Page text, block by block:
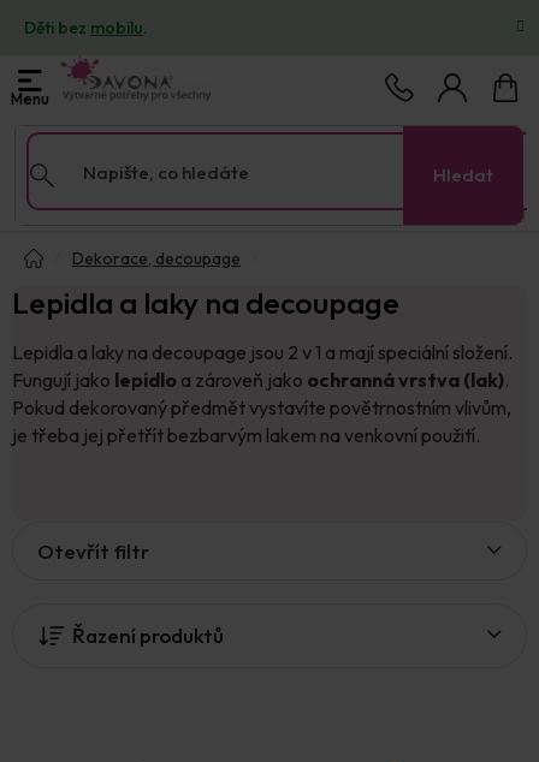
obsah
Děti bez mobilu.
Hledat
košík
Dekorace, decoupage
Lepidla a laky na decoupage
Lepidla a laky na decoupage jsou 2 v 1 a mají speciální složení.
Fungují jako lepidlo a zároveň jako ochranná vrstva (lak).
Pokud dekorovaný předmět vystavíte povětrnostním vlivům,
je třeba jej přetřít bezbarvým lakem na venkovní použití.
Řazení produktů
Otevřít filtr